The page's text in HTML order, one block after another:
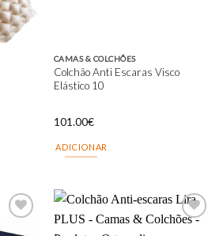
CAMAS & COLCHÕES
Colchão Anti Escaras Visco
Elástico 10
101.00€
ADICIONAR